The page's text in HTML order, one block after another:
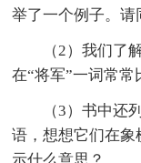
举了一个例子。请
（2）我们了
在“将军”一词常常
（3）书中还
语，想想它们在
示什么意思？